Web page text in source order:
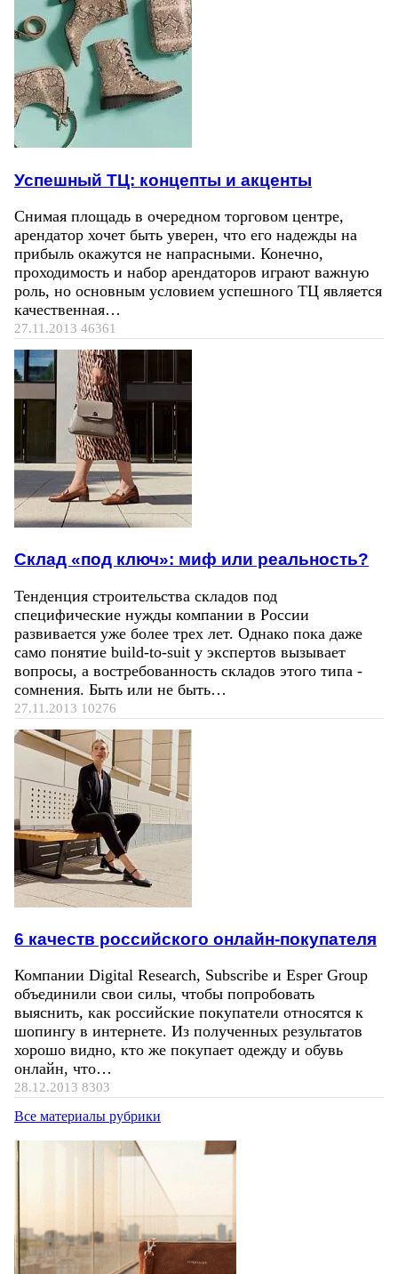
Успешный ТЦ: концепты и акценты
Снимая площадь в очередном торговом центре,
арендатор хочет быть уверен, что его надежды на
прибыль окажутся не напрасными. Конечно,
проходимость и набор арендаторов играют важную
роль, но основным условием успешного ТЦ является
качественная…
27.11.2013 46361
Склад «под ключ»: миф или реальность?
Тенденция строительства складов под
специфические нужды компании в России
развивается уже более трех лет. Однако пока даже
само понятие build-to-suit у экспертов вызывает
вопросы, а востребованность складов этого типа -
сомнения. Быть или не быть…
27.11.2013 10276
6 качеств российского онлайн-покупателя
Компании Digital Research, Subscribe и Esper Group
объединили свои силы, чтобы попробовать
выяснить, как российские покупатели относятся к
шопингу в интернете. Из полученных результатов
хорошо видно, кто же покупает одежду и обувь
онлайн, что…
28.12.2013 8303
Все материалы рубрики